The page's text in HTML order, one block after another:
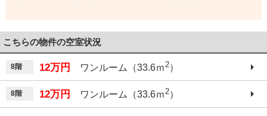
こちらの物件の空室状況
8階 12万円 ワンルーム（33.6ｍ 2）
8階 12万円 ワンルーム（33.6ｍ 2）